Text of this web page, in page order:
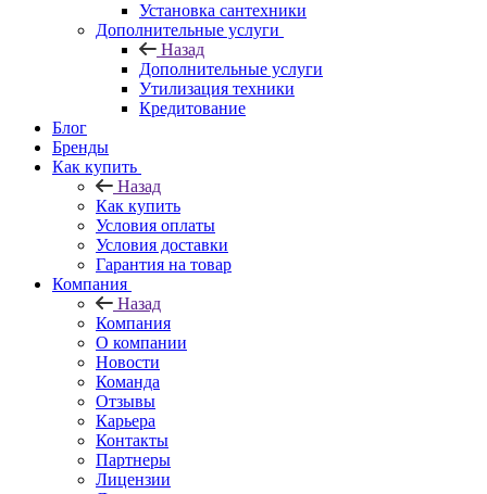
Установка сантехники
Дополнительные услуги
Назад
Дополнительные услуги
Утилизация техники
Кредитование
Блог
Бренды
Как купить
Назад
Как купить
Условия оплаты
Условия доставки
Гарантия на товар
Компания
Назад
Компания
О компании
Новости
Команда
Отзывы
Карьера
Контакты
Партнеры
Лицензии